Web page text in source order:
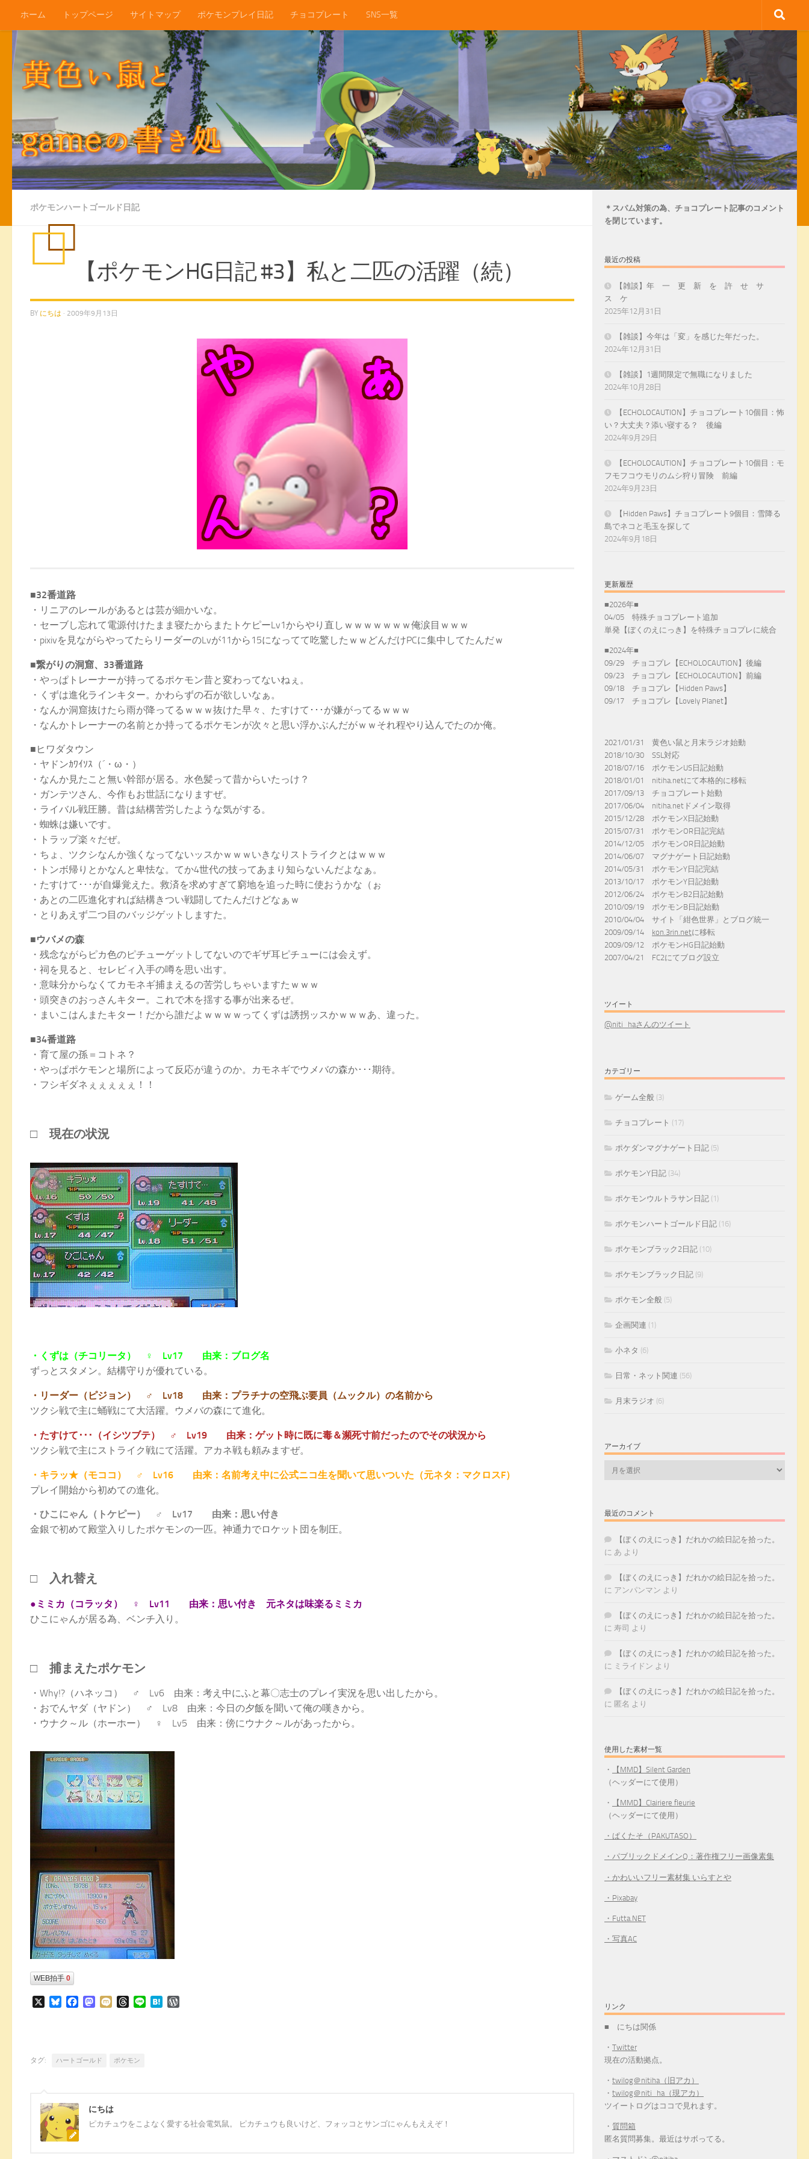
コンテンツへスキップ
ホーム トップページ サイトマップ ポケモンプレイ日記 チョコプレート SNS一覧
ポケモンハートゴールド日記
【ポケモンHG日記 #3】私と二匹の活躍（続）
BY にちは · 2009年9月13日
■32番道路
・リニアのレールがあるとは芸が細かいな。
・セーブし忘れて電源付けたまま寝たからまたトケピーLv1からやり直しｗｗｗｗｗｗｗ俺涙目ｗｗｗ
・pixivを見ながらやってたらリーダーのLvが11から15になってて吃驚したｗｗどんだけPCに集中してたんだｗ
■繋がりの洞窟、33番道路
・やっぱトレーナーが持ってるポケモン昔と変わってないねぇ。
・くずは進化ラインキター。かわらずの石が欲しいなぁ。
・なんか洞窟抜けたら雨が降ってるｗｗｗ抜けた早々、たすけて･･･が嫌がってるｗｗｗ
・なんかトレーナーの名前とか持ってるポケモンが次々と思い浮かぶんだがｗｗそれ程やり込んでたのか俺。
■ヒワダタウン
・ヤドンｶﾜｲｿｽ（´・ω・）
・なんか見たこと無い幹部が居る。水色髪って昔からいたっけ？
・ガンテツさん、今作もお世話になりますぜ。
・ライバル戦圧勝。昔は結構苦労したような気がする。
・蜘蛛は嫌いです。
・トラップ楽々だぜ。
・ちょ、ツクシなんか強くなってないッスかｗｗｗいきなりストライクとはｗｗｗ
・トンボ帰りとかなんと卑怯な。てか4世代の技ってあまり知らないんだよなぁ。
・たすけて･･･が自爆覚えた。救済を求めすぎて窮地を追った時に使おうかな（ぉ
・あとの二匹進化すれば結構きつい戦闘してたんだけどなぁｗ
・とりあえず二つ目のバッジゲットしますた。
■ウバメの森
・残念ながらピカ色のピチューゲットしてないのでギザ耳ピチューには会えず。
・祠を見ると、セレビィ入手の噂を思い出す。
・意味分からなくてカモネギ捕まえるの苦労しちゃいますたｗｗｗ
・頭突きのおっさんキター。これで木を揺する事が出来るぜ。
・まいこはんまたキター！だから誰だよｗｗｗｗってくずは誘拐ッスかｗｗｗあ、違った。
■34番道路
・育て屋の孫＝コトネ？
・やっぱポケモンと場所によって反応が違うのか。カモネギでウメバの森か･･･期待。
・フシギダネぇぇぇぇぇ！！
□ 現在の状況
・くずは（チコリータ） ♀ Lv17 由来：ブログ名
ずっとスタメン。結構守りが優れている。
・リーダー（ピジョン） ♂ Lv18 由来：プラチナの空飛ぶ要員（ムックル）の名前から
ツクシ戦で主に蛹戦にて大活躍。ウメバの森にて進化。
・たすけて･･･（イシツブテ） ♂ Lv19 由来：ゲット時に既に毒＆瀕死寸前だったのでその状況から
ツクシ戦で主にストライク戦にて活躍。アカネ戦も頼みますぜ。
・キラッ★（モココ） ♂ Lv16 由来：名前考え中に公式ニコ生を聞いて思いついた（元ネタ：マクロスF）
プレイ開始から初めての進化。
・ひこにゃん（トケピー） ♂ Lv17 由来：思い付き
金銀で初めて殿堂入りしたポケモンの一匹。神通力でロケット団を制圧。
□ 入れ替え
●ミミカ（コラッタ） ♀ Lv11 由来：思い付き 元ネタは味楽るミミカ
ひこにゃんが居る為、ベンチ入り。
□ 捕まえたポケモン
・Why!?（ハネッコ） ♂ Lv6 由来：考え中にふと幕〇志士のプレイ実況を思い出したから。
・おでんヤダ（ヤドン） ♂ Lv8 由来：今日の夕飯を聞いて俺の嘆きから。
・ウナク～ル（ホーホー） ♀ Lv5 由来：傍にウナク～ルがあったから。
WEB拍手 0
BlueskyFacebookMastodon
Mixi Threads
Line Hatena
タグ: ハートゴールド ポケモン
にちは
ピカチュウをこよなく愛する社会電気鼠。 ピカチュウも良いけど、フォッコとサンゴにゃんもええぞ！
＊スパム対策の為、チョコプレート記事のコメント
を閉じています。
最近の投稿
【雑談】年 一 更 新 を 許 せ サ
ス ケ
2025年12月31日
【雑談】今年は「変」を感じた年だった。
2024年12月31日
【雑談】1週間限定で無職になりました
2024年10月28日
【ECHOLOCAUTION】チョコプレート10個目：怖
い？大丈夫？添い寝する？ 後編
2024年9月29日
【ECHOLOCAUTION】チョコプレート10個目：モ
フモフコウモリのムシ狩り冒険 前編
2024年9月23日
【Hidden Paws】チョコプレート9個目：雪降る
島でネコと毛玉を探して
2024年9月18日
更新履歴
■2026年■
04/05 特殊チョコプレート追加
単発【ぼくのえにっき】を特殊チョコプレに統合
■2024年■
09/29 チョコプレ【ECHOLOCAUTION】後編
09/23 チョコプレ【ECHOLOCAUTION】前編
09/18 チョコプレ【Hidden Paws】
09/17 チョコプレ【Lovely Planet】
2021/01/31 黄色い鼠と月末ラジオ始動
2018/10/30 SSL対応
2018/07/16 ポケモンUS日記始動
2018/01/01 nitiha.netにて本格的に移転
2017/09/13 チョコプレート始動
2017/06/04 nitiha.netドメイン取得
2015/12/28 ポケモンX日記始動
2015/07/31 ポケモンOR日記完結
2014/12/05 ポケモンOR日記始動
2014/06/07 マグナゲート日記始動
2014/05/31 ポケモンY日記完結
2013/10/17 ポケモンY日記始動
2012/06/24 ポケモンB2日記始動
2010/09/19 ポケモンB日記始動
2010/04/04 サイト「紺色世界」とブログ統一
2009/09/14 kon.3rin.netに移転
2009/09/12 ポケモンHG日記始動
2007/04/21 FC2にてブログ設立
ツイート
@niti_haさんのツイート
カテゴリー
ゲーム全般 (3)
チョコプレート (17)
ポケダンマグナゲート日記 (5)
ポケモンY日記 (34)
ポケモンウルトラサン日記 (1)
ポケモンハートゴールド日記 (16)
ポケモンブラック2日記 (10)
ポケモンブラック日記 (9)
ポケモン全般 (5)
企画関連 (1)
小ネタ (6)
日常・ネット関連 (56)
月末ラジオ (6)
アーカイブ
ブ
最近のコメント
【ぼくのえにっき】だれかの絵日記を拾った。
に あ より
【ぼくのえにっき】だれかの絵日記を拾った。
に アンパンマン より
【ぼくのえにっき】だれかの絵日記を拾った。
に 寿司 より
【ぼくのえにっき】だれかの絵日記を拾った。
に ミライドン より
【ぼくのえにっき】だれかの絵日記を拾った。
に 匿名 より
使用した素材一覧
・
【MMD】Silent Garden
（ヘッダーにて使用）
・
【MMD】Clairiere fleurie
（ヘッダーにて使用）
・ぱくたそ（PAKUTASO）
・パブリックドメインQ：著作権フリー画像素集
・かわいいフリー素材集 いらすとや
・Pixabay
・Futta.NET
・写真AC
リンク
■ にちは関係
・ Twitter
現在の活動拠点。
・ twilog＠nitiha（旧アカ）
・ twilog＠niti_ha（現アカ）
ツイートログはココで見れます。
・ 質問箱
匿名質問募集。最近はサボってる。